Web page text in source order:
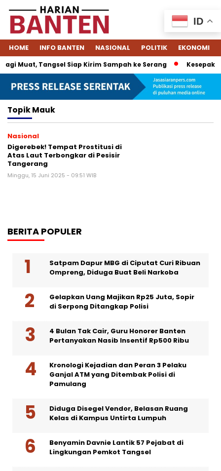
HOME INFO BANTEN NASIONAL POLITIK EKONOMI
Muat, Tangsel Siap Kirim Sampah ke Serang
TopikMauk
Nasional
Digerebek! Tempat Prostitusi di
Atas Laut Terbongkar di Pesisir
Tangerang
Minggu, 15 Juni 2025 - 09:51 WIB
BERITA POPULER
Satpam Dapur MBG di Ciputat Curi Ribuan
Ompreng, Diduga Buat Beli Narkoba
Gelapkan Uang Majikan Rp25 Juta, Sopir
di Serpong Ditangkap Polisi
4 Bulan Tak Cair, Guru Honorer Banten
Pertanyakan Nasib Insentif Rp500 Ribu
Kronologi Kejadian dan Peran 3 Pelaku
Ganjal ATM yang Ditembak Polisi di
Pamulang
Diduga Disegel Vendor, Belasan Ruang
Kelas di Kampus Untirta Lumpuh
Benyamin Davnie Lantik 57 Pejabat di
Lingkungan Pemkot Tangsel
ID